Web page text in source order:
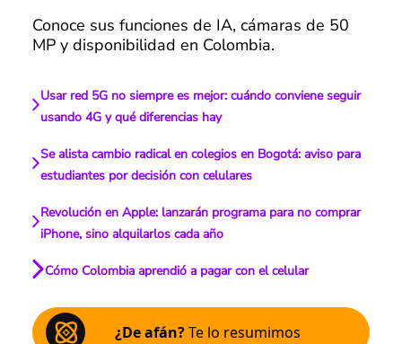
Conoce sus funciones de IA, cámaras de 50
MP y disponibilidad en Colombia.
Usar red 5G no siempre es mejor: cuándo conviene seguir
usando 4G y qué diferencias hay
Se alista cambio radical en colegios en Bogotá: aviso para
estudiantes por decisión con celulares
Revolución en Apple: lanzarán programa para no comprar
iPhone, sino alquilarlos cada año
Cómo Colombia aprendió a pagar con el celular
¿De afán?Te lo resumimos